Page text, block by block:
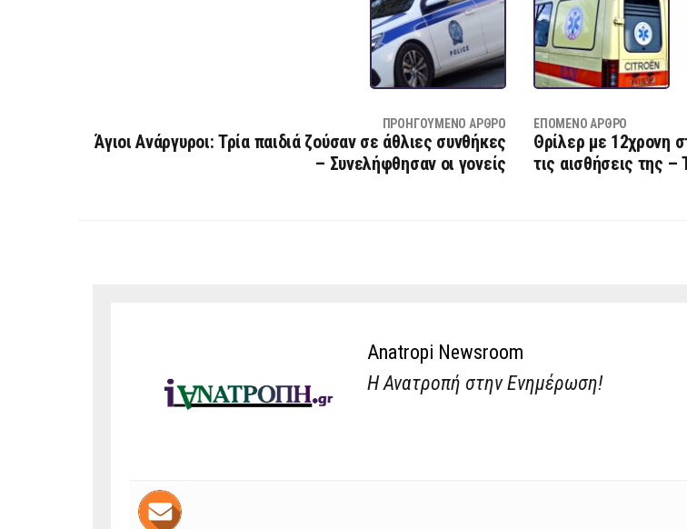
ΠΡΟΗΓΟΎΜΕΝΟ ΆΡΘΡΟ
Άγιοι Ανάργυροι: Τρία παιδιά ζούσαν σε άθλιες συνθήκες
– Συνελήφθησαν οι γονείς
ΕΠΌΜΕΝΟ ΆΡΘΡΟ
Θρίλερ με 12χρονη
τις αισθήσεις της
Anatropi Newsroom
Η Ανατροπή στην Ενημέρωση!